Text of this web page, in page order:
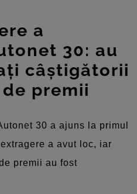
a
30: au
câștigătorii
premii
30 a ajuns la primul
a avut loc, iar
premii au fost